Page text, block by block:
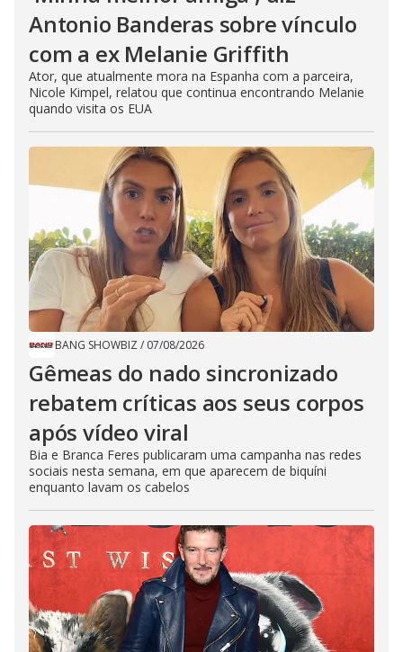
Antonio Banderas sobre vínculo
com a ex Melanie Griffith
Ator, que atualmente mora na Espanha com a parceira,
Nicole Kimpel, relatou que continua encontrando Melanie
quando visita os EUA
BANG SHOWBIZ / 07/08/2026
Gêmeas do nado sincronizado
rebatem críticas ​a​os seus corpos
após vídeo viral
Bia e Branca Feres publicaram uma campanha nas redes
sociais nesta semana, em que aparecem de biquíni
enquanto lavam os cabelos